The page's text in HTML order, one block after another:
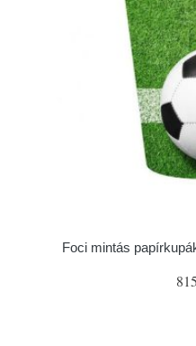
Foci mintás